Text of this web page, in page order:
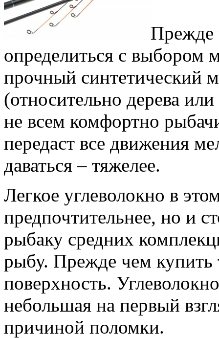
определиться с выбором
прочный синтетический
(относительно дерева
не всем комфортно
передаст все движения
даваться – тяжелее.
Легкое углеволокно в
предпочтительнее, но и
рыбаку средних
рыбу. Прежде чем купить
поверхность.
небольшая на первый
причиной поломки.